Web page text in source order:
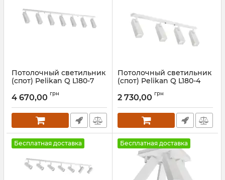
Потолочный светильник
(спот) Pelikan Q L180-7
Артикул:1172712
4 670,00 грн
Потолочный светильник
(спот) Pelikan Q L180-4
Артикул:1172412
2 730,00 грн
Бесплатная доставка Бесплатная доставка